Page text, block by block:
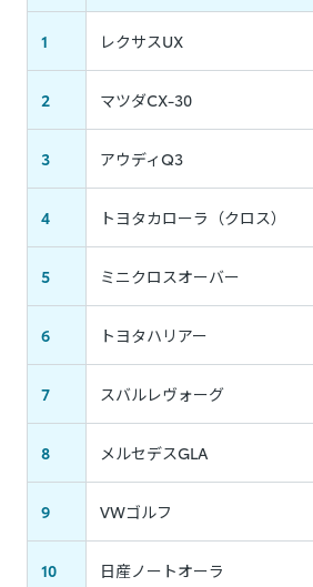
1 レクサスUX
2 マツダCX-30
3 アウディQ3
4 トヨタカローラ（クロス）
5 ミニクロスオーバー
6 トヨタハリアー
7 スバルレヴォーグ
8 メルセデスGLA
9 VWゴルフ
10 日産ノートオーラ